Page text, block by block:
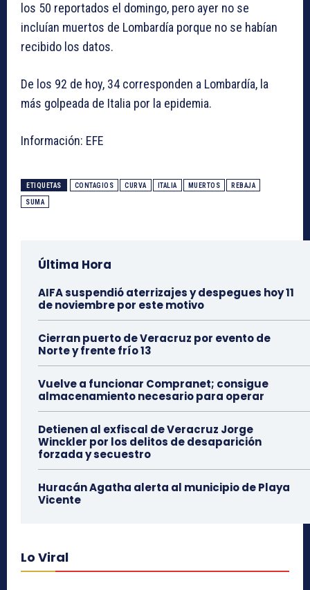
los 50 reportados el domingo, pero ayer no se
incluían muertos de Lombardía porque no se habían
recibido los datos.
De los 92 de hoy, 34 corresponden a Lombardía, la
más golpeada de Italia por la epidemia.
Información: EFE
ETIQUETAS CONTAGIOS CURVA ITALIA MUERTOS REBAJA
SUMA
Última Hora
AIFA suspendió aterrizajes y despegues hoy 11
de noviembre por este motivo
Cierran puerto de Veracruz por evento de
Norte y frente frío 13
Vuelve a funcionar Compranet; consigue
almacenamiento necesario para operar
Detienen al exfiscal de Veracruz Jorge
Winckler por los delitos de desaparición
forzada y secuestro
Huracán Agatha alerta al municipio de Playa
Vicente
Lo Viral